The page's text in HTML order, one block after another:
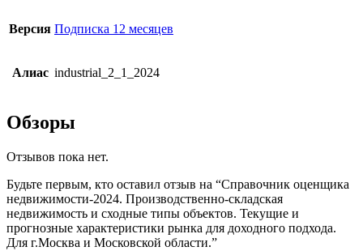
Версия Подписка 12 месяцев
Алиас industrial_2_1_2024
Обзоры
Отзывов пока нет.
Будьте первым, кто оставил отзыв на “Справочник оценщика
недвижимости-2024. Производственно-складская
недвижимость и сходные типы объектов. Текущие и
прогнозные характеристики рынка для доходного подхода.
Для г.Москва и Московской области.”